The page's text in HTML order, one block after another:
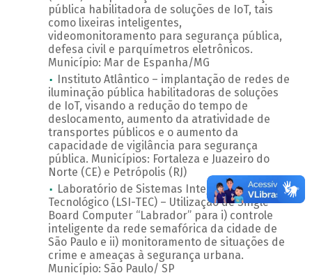
pública habilitadora de soluções de IoT, tais
como lixeiras inteligentes,
videomonitoramento para segurança pública,
defesa civil e parquímetros eletrônicos.
Município: Mar de Espanha/MG
Instituto Atlântico – implantação de redes de
iluminação pública habilitadoras de soluções
de IoT, visando a redução do tempo de
deslocamento, aumento da atratividade de
transportes públicos e o aumento da
capacidade de vigilância para segurança
pública. Municípios: Fortaleza e Juazeiro do
Norte (CE) e Petrópolis (RJ)
Laboratório de Sistemas Integráveis
Tecnológico (LSI-TEC) – Utilização de Single
Board Computer “Labrador” para i) controle
inteligente da rede semafórica da cidade de
São Paulo e ii) monitoramento de situações de
crime e ameaças à segurança urbana.
Município: São Paulo/ SP